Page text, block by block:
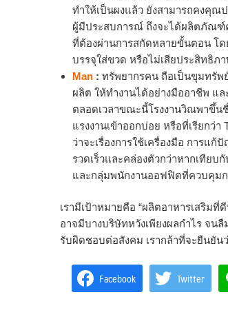
ทำให้เป็นผงแล้ว ยังสามารถคงคุณ
ผู้มีประสบการณ์ ถึงจะได้ผลิตภัณฑ์คุ
ที่ต้องผ่านการสกัดหลายขั้นตอน โด
บรรจุใส่ขวด หรือไม่เสียประสิทธิภา
Man : ทรัพยากรคน ถือเป็นขุมทรัพ
ผลิต ให้ทำงานได้อย่างมืออาชีพ แ
ตลอดเวลาขณะนี้โรงงานวิณพาขึ้น
แรงงานเข้าออกบ่อย หรือที่เรียกว่
ว่าจะเรื่องการใช้เครื่องมือ การแ
รวดเร็วและคล่องตัวกว่าหากเทีย
และกลุ่มพนักงานออฟฟิตที่ควบคุมก
เรามีเป้าหมายคือ “ผลิตอาหารเสริมที่
อาจมีบางบริษัทหวังเพียงผลกำไร จน
รับผิดชอบต่อสังคม เรากล้าที่จะยืนยัน
Facebook Twitter